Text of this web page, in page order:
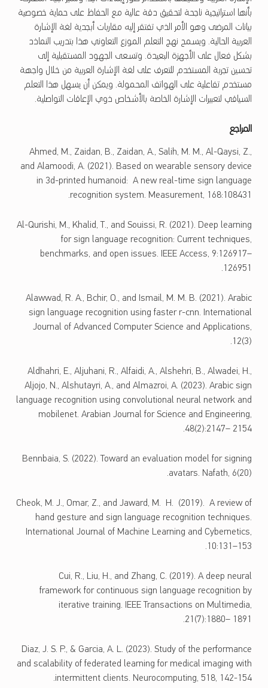
بأنها استراتيجية ناجحة لتحقيق دقة عالية مع الحفاظ على حماية خصوصية
بيانات المرضى وهو الأمر الذي تفتقر إليه مقاربات أبجدية لغة الإشارة
العربية الحالية. ويسمح نهج التعلم الموزع التعاوني هذا بتدريب النماذد
بشكل فعال على الأجهزة البعيدة. وتسعى الجهود المستقبلية إلى
تحسين تجربة المستخدم للتعرف على لغة الإشارة العربية من خلال واجهة
مستخدم تفاعلية على الهواتف المحمولة. ويمكن أن يسهل هذا التعلم
السياقي لتعبيرات الإشارة الخاصة بالأشخاص ذوي الإعاقات التواصلية.
المراجع
Ahmed, M., Zaidan, B., Zaidan, A., Salih, M. M., Al-Qaysi, Z.,
and Alamoodi, A. (2021). Based on wearable sensory device
in 3d-printed humanoid: A new real-time sign language
recognition system. Measurement, 168:108431.
Al-Qurishi, M., Khalid, T., and Souissi, R. (2021). Deep learning
for sign language recognition: Current techniques,
benchmarks, and open issues. IEEE Access, 9:126917–
126951.
Alawwad, R. A., Bchir, O., and Ismail, M. M. B. (2021). Arabic
sign language recognition using faster r-cnn. International
Journal of Advanced Computer Science and Applications,
12(3).
Aldhahri, E., Aljuhani, R., Alfaidi, A., Alshehri, B., Alwadei, H.,
Aljojo, N., Alshutayri, A., and Almazroi, A. (2023). Arabic sign
language recognition using convolutional neural network and
mobilenet. Arabian Journal for Science and Engineering,
48(2):2147– 2154.
Bennbaia, S. (2022). Toward an evaluation model for signing
avatars. Nafath, 6(20).
Cheok, M. J., Omar, Z., and Jaward, M. H. (2019). A review of
hand gesture and sign language recognition techniques.
International Journal of Machine Learning and Cybernetics,
10:131–153.
Cui, R., Liu, H., and Zhang, C. (2019). A deep neural
framework for continuous sign language recognition by
iterative training. IEEE Transactions on Multimedia,
21(7):1880– 1891.
Diaz, J. S. P., & Garcia, A. L. (2023). Study of the performance
and scalability of federated learning for medical imaging with
intermittent clients. Neurocomputing, 518, 142-154.